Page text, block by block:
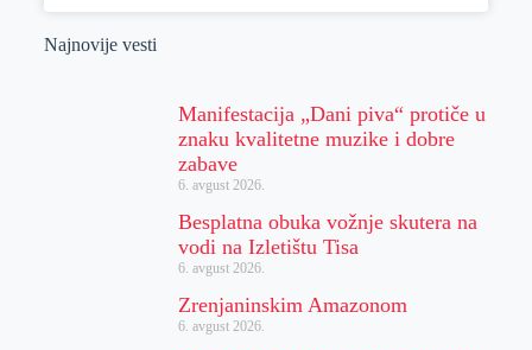
Najnovije vesti
Manifestacija „Dani piva“ protiče u
znaku kvalitetne muzike i dobre
zabave
6. avgust 2026.
Besplatna obuka vožnje skutera na
vodi na Izletištu Tisa
6. avgust 2026.
Zrenjaninskim Amazonom
6. avgust 2026.